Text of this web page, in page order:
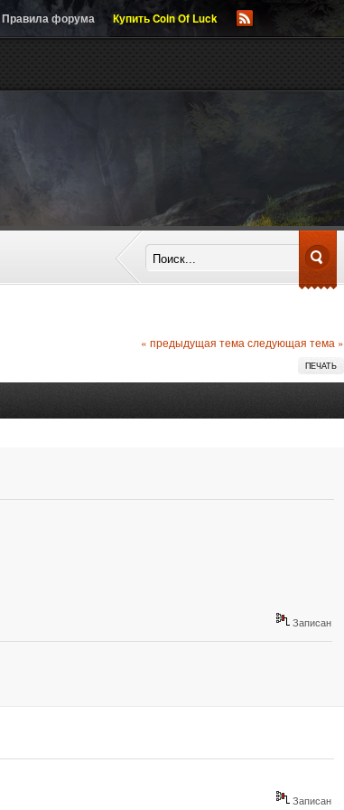
Правила форума Купить Coin Of Luck
« предыдущая тема следующая тема »
ПЕЧАТЬ
Записан
Записан